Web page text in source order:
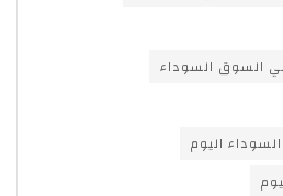
السوق السوداء
اليوم